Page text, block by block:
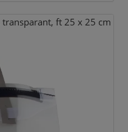
transparant, ft 25 x 25 cm